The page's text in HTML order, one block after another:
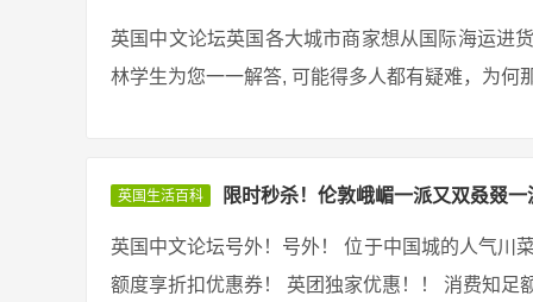
英国中文论坛英国各大城市商家想从国际海运进
林学生为您一一解答, 可能得多人都有疑难，为何
英国生活百科 限时秒杀！伦敦峨嵋一派又双叒叕一
英国中文论坛号外！号外！ 位于中国城的人气川
额度享折扣优惠券！ 英团独家优惠！！ 消费知足